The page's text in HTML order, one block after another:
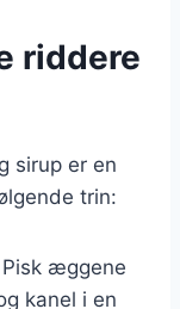
riddere
sirup er en
trin:
Pisk æggene
kanel i en